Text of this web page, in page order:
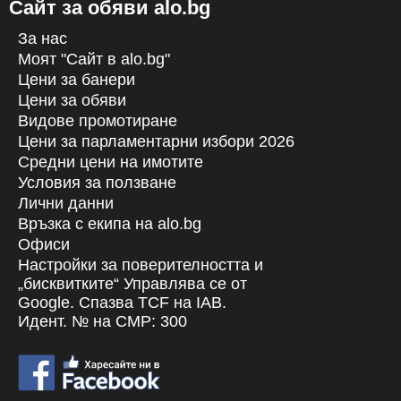
от днес
Отдава се под наем чисто
нов, напълно оборудван
стоматологичен кабинет до
метростанция „Красно село“
Красно Село, София
превоз на мебели,
преместване, ИЗХВЪРЛЯНЕ
Хамалски Услуги
Бургас
от днес
50 € (97.80 лв.)
от днес
С паркинг и пералня за
нощувки
село Равда
Търся под наем помещение
Сайт за обяви alo.bg
За нас
Моят "Сайт в alo.bg"
Цени за банери
Цени за обяви
Видове промотиране
Цени за парламентарни избори 2026
Средни цени на имотите
Условия за ползване
Лични данни
Връзка с екипa на alo.bg
Офиси
Настройки за поверителността и
„бисквитките“ Управлява се от
Google. Спазва TCF на IAB.
Идент. № на CMP: 300